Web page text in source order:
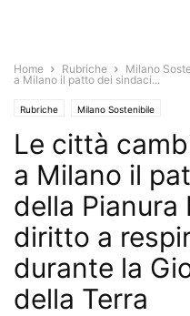
Home Rubriche Milano
a Milano il patto dei sindaci...
Rubriche Milano Sostenibile
Le città
a Milano il
della Pianura
diritto a
durante la
della Terra